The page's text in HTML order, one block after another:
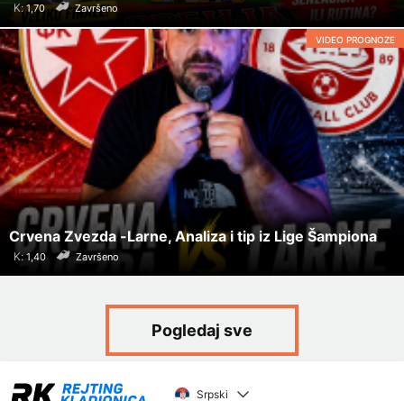
K: Završeno
VIDEO PROGNOZE
Crvena Zvezda -Larne, Analiza i tip iz Lige Šampiona
K: Završeno
Pogledaj sve
Srpski